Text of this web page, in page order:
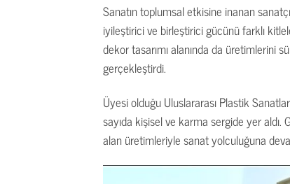
Sanatın toplumsal etkisine inanan
iyileştirici ve birleştirici gücünü farklı
dekor tasarımı alanında da üretimlerini
gerçekleştirdi.
Üyesi olduğu Uluslararası Plastik
sayıda kişisel ve karma sergide yer
alan üretimleriyle sanat yolculuğuna